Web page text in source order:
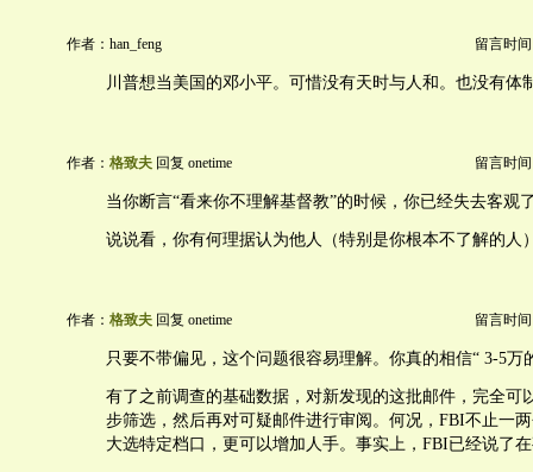
作者：han_feng 留言时间
川普想当美国的邓小平。可惜没有天时与人和。也没有体
作者： 格致夫 回复 onetime 留言时间
当你断言“看来你不理解基督教”的时候，你已经失去客观
说说看，你有何理据认为他人（特别是你根本不了解的人
作者： 格致夫 回复 onetime 留言时间
只要不带偏见，这个问题很容易理解。你真的相信“ 3-5万
有了之前调查的基础数据，对新发现的这批邮件，完全可
步筛选，然后再对可疑邮件进行审阅。何况，FBI不止一
大选特定档口，更可以增加人手。事实上，FBI已经说了